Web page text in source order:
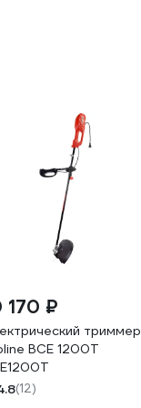
170 ₽
триммер
BCE 1200T
(12)